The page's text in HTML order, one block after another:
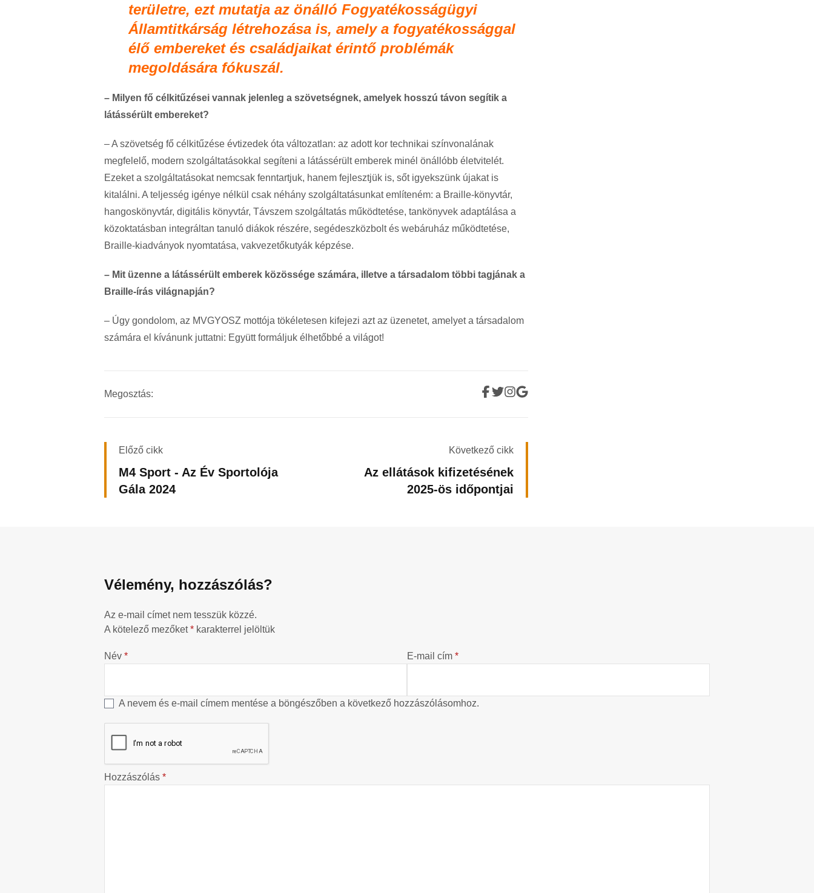
területre, ezt mutatja az önálló Fogyatékosságügyi
Államtitkárság létrehozása is, amely a fogyatékossággal
élő embereket és családjaikat érintő problémák
megoldására fókuszál.
– Milyen fő célkitűzései vannak jelenleg a szövetségnek, amelyek hosszú távon segítik a
látássérült embereket?
– A szövetség fő célkitűzése évtizedek óta változatlan: az adott kor technikai színvonalának
megfelelő, modern szolgáltatásokkal segíteni a látássérült emberek minél önállóbb életvitelét.
Ezeket a szolgáltatásokat nemcsak fenntartjuk, hanem fejlesztjük is, sőt igyekszünk újakat is
kitalálni. A teljesség igénye nélkül csak néhány szolgáltatásunkat említeném: a Braille-könyvtár,
hangoskönyvtár, digitális könyvtár, Távszem szolgáltatás működtetése, tankönyvek adaptálása a
közoktatásban integráltan tanuló diákok részére, segédeszközbolt és webáruház működtetése,
Braille-kiadványok nyomtatása, vakvezetőkutyák képzése.
– Mit üzenne a látássérült emberek közössége számára, illetve a társadalom többi tagjának a
Braille-írás világnapján?
– Úgy gondolom, az MVGYOSZ mottója tökéletesen kifejezi azt az üzenetet, amelyet a társadalom
számára el kívánunk juttatni: Együtt formáljuk élhetőbbé a világot!
Megosztás:
Előző cikk
M4 Sport - Az Év Sportolója
Gála 2024
Következő cikk
Az ellátások kifizetésének
2025-ös időpontjai
Vélemény, hozzászólás?
Az e-mail címet nem tesszük közzé.
A kötelező mezőket* karakterrel jelöltük
Név * E-mail cím *
A nevem és e-mail címem mentése a böngészőben a következő hozzászólásomhoz.
Hozzászólás *